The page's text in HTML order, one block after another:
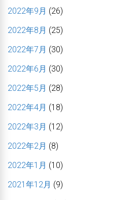
2022年9月 (26)
2022年8月 (25)
2022年7月 (30)
2022年6月 (30)
2022年5月 (28)
2022年4月 (18)
2022年3月 (12)
2022年2月 (8)
2022年1月 (10)
2021年12月 (9)